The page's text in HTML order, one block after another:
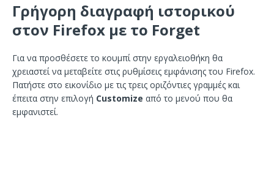
Γρήγορη διαγραφή ιστορικού
στον Firefox με το Forget
Για να προσθέσετε το κουμπί στην εργαλειοθήκη θα
χρειαστεί να μεταβείτε στις ρυθμίσεις εμφάνισης του Firefox.
Πατήστε στο εικονίδιο με τις τρεις οριζόντιες γραμμές και
έπειτα στην επιλογή Customize από το μενού που θα
εμφανιστεί.